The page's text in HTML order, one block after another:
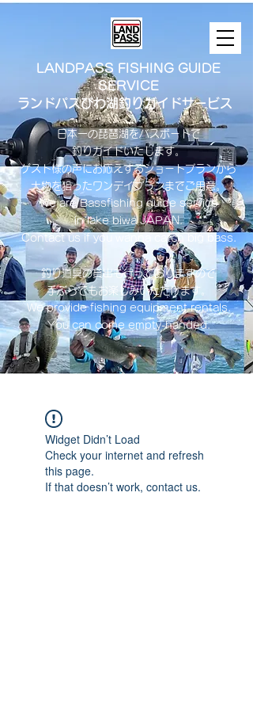
LANDPASS FISHING GUIDE
SERVICE
ランドパスびわ湖釣りガイドサービス
日本一の琵琶湖をバスボートで
釣りガイドいたします。
​ゲスト様の声にお応えするショートプランから
大物を狙ったワンデイプランまでご用意。
​We are Bassfishing guide service
in lake biwa ​JAPAN.
Contact us if you wanna catch big bass.
釣り道具の貸出も行っておりますので
手ぶらでもお楽しみいただけます。
We provide fishing equipment rentals.
You can come empty-handed.
Widget Didn’t Load
Check your internet and refresh
this page.
If that doesn’t work, contact us.